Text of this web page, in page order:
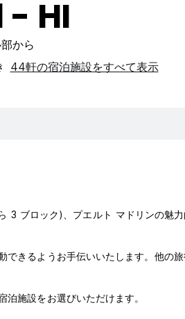
- HI
から
44軒の宿泊施設をすべて表示
3 ブロック)、プエルト マドリンの魅
きるようお手伝いいたします。他の
施設をお選びいただけます。